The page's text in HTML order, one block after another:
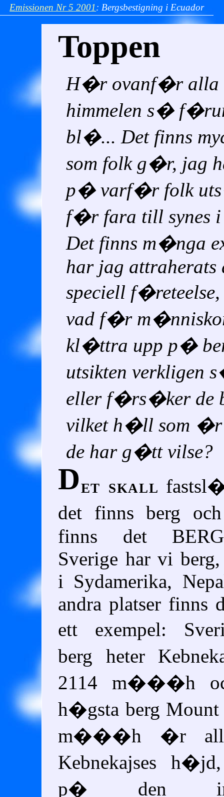
Emissionen Nr 5 2001: Bergsbestigning i Ecuador
Toppen
H�r ovanf�r alla
himmelen s�
bl�... Det finns
som folk g�r, jag
p� varf�r folk
f�r fara till synes
Det finns m�nga
har jag attraherats
speciell
vad f�r
kl�ttra upp p�
utsikten verkligen
eller f�rs�ker de
vilket h�ll som
de har g�tt vilse?
Det skall
det finns berg
finns det
Sverige har vi
i Sydamerika,
andra platser finns
ett exempel:
berg heter
2114 m���h
h�gsta berg Mount
m���h �r
Kebnekajses
p� den